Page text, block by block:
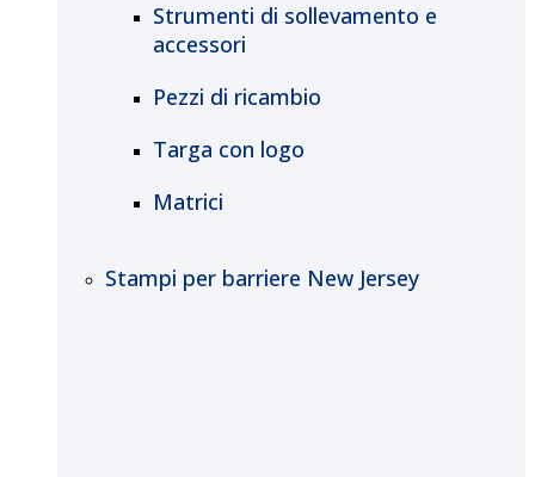
Strumenti di sollevamento e
accessori
Pezzi di ricambio
Targa con logo
Matrici
Stampi per barriere New Jersey